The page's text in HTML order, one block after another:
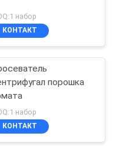
набор
КОНТАКТ
порошка
набор
КОНТАКТ